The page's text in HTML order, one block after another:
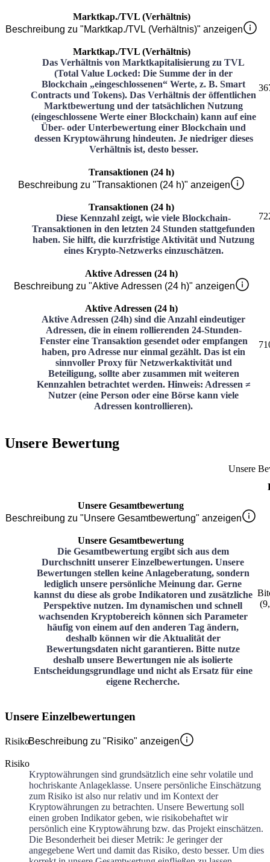
Marktkap./TVL (Verhältnis)
Beschreibung zu "Marktkap./TVL (Verhältnis)" anzeigen
Marktkap./TVL (Verhältnis)
Das Verhältnis von Marktkapitalisierung zu TVL
(Total Value Locked: Die Summe der in der
Blockchain „eingeschlossenen“ Werte, z. B. Smart
Contracts und Tokens). Das Verhältnis der öffentlichen
Marktbewertung und der tatsächlichen Nutzung
(eingeschlossene Werte einer Blockchain) kann auf eine
Über- oder Unterbewertung einer Blockchain und
dessen Kryptowährung hindeuten. Je niedriger dieses
Verhältnis ist, desto besser.
Transaktionen (24 h)
Beschreibung zu "Transaktionen (24 h)" anzeigen
Transaktionen (24 h)
Diese Kennzahl zeigt, wie viele Blockchain-
Transaktionen in den letzten 24 Stunden stattgefunden
haben. Sie hilft, die kurzfristige Aktivität und Nutzung
eines Krypto-Netzwerks einzuschätzen.
Aktive Adressen (24 h)
Beschreibung zu "Aktive Adressen (24 h)" anzeigen
Aktive Adressen (24 h)
Aktive Adressen (24h) sind die Anzahl eindeutiger
Adressen, die in einem rollierenden 24-Stunden-
Fenster eine Transaktion gesendet oder empfangen
haben, pro Adresse nur einmal gezählt. Das ist ein
sinnvoller Proxy für Netzwerkaktivität und
Beteiligung, sollte aber zusammen mit weiteren
Kennzahlen betrachtet werden. Hinweis: Adressen ≠
Nutzer (eine Person oder eine Börse kann viele
Adressen kontrollieren).
Unsere Bewertung
Unsere
Unsere Gesamtbewertung
Beschreibung zu "Unsere Gesamtbewertung" anzeigen
Unsere Gesamtbewertung
Die Gesamtbewertung ergibt sich aus dem
Durchschnitt unserer Einzelbewertungen. Unsere
Bewertungen stellen keine Anlageberatung, sondern
lediglich unsere persönliche Meinung dar. Gerne
kannst du diese als grobe Indikatoren und zusätzliche
Perspektive nutzen. Im dynamischen und schnell
wachsenden Kryptobereich können sich Parameter
häufig von einem auf den anderen Tag ändern,
deshalb können wir die Aktualität der
Bewertungsdaten nicht garantieren. Bitte nutze
deshalb unsere Bewertungen nie als isolierte
Entscheidungsgrundlage und nicht als Ersatz für eine
eigene Recherche.
(
Unsere Einzelbewertungen
RisikoBeschreibung zu "Risiko" anzeigen
Risiko
Kryptowährungen sind grundsätzlich eine sehr volatile und
hochriskante Anlageklasse. Unsere persönliche Einschätzung
zum Risiko ist also nur relativ und im Kontext der
Kryptowährungen zu betrachten. Unsere Bewertung soll
einen groben Indikator geben, wie risikobehaftet wir
persönlich eine Kryptowährung bzw. das Projekt einschätzen.
Die Besonderheit bei dieser Metrik: Je geringer der
angegebene Wert und damit das Risiko, desto besser. Um dies